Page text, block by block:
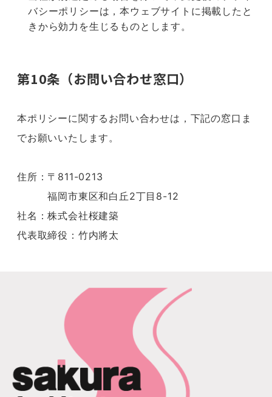
バシーポリシーは，本ウェブサイトに掲載したと
きから効力を生じるものとします。
第10条（お問い合わせ窓口）
本ポリシーに関するお問い合わせは，下記の窓口ま
でお願いいたします。
住所：〒811-0213
福岡市東区和白丘2丁目8-12
社名：株式会社桜建築
代表取締役：竹内將太